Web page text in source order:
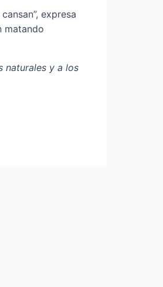
expresa
matando
naturales y a los